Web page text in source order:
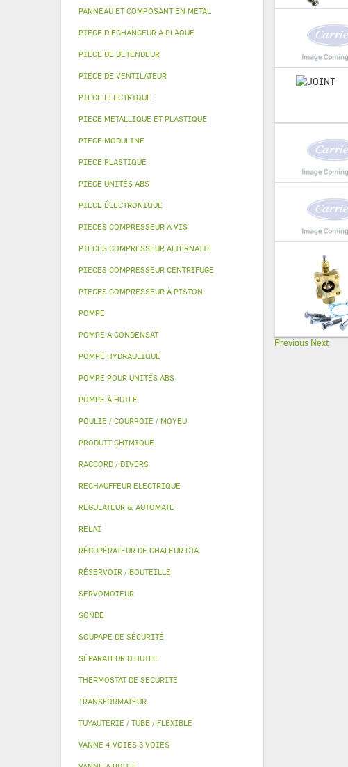
PANNEAU ET COMPOSANT EN METAL
PIECE D'ECHANGEUR A PLAQUE
PIECE DE DETENDEUR
PIECE DE VENTILATEUR
PIECE ELECTRIQUE
PIECE METALLIQUE ET PLASTIQUE
PIECE MODULINE
PIECE PLASTIQUE
PIECE UNITÉS ABS
PIECE ÉLECTRONIQUE
PIECES COMPRESSEUR A VIS
PIECES COMPRESSEUR ALTERNATIF
PIECES COMPRESSEUR CENTRIFUGE
PIECES COMPRESSEUR À PISTON
POMPE
POMPE A CONDENSAT
POMPE HYDRAULIQUE
POMPE POUR UNITÉS ABS
POMPE À HUILE
POULIE / COURROIE / MOYEU
PRODUIT CHIMIQUE
RACCORD / DIVERS
RECHAUFFEUR ELECTRIQUE
REGULATEUR & AUTOMATE
RELAI
RÉCUPÉRATEUR DE CHALEUR CTA
RÉSERVOIR / BOUTEILLE
SERVOMOTEUR
SONDE
SOUPAPE DE SÉCURITÉ
SÉPARATEUR D'HUILE
THERMOSTAT DE SECURITE
TRANSFORMATEUR
TUYAUTERIE / TUBE / FLEXIBLE
VANNE 4 VOIES 3 VOIES
Previous Next